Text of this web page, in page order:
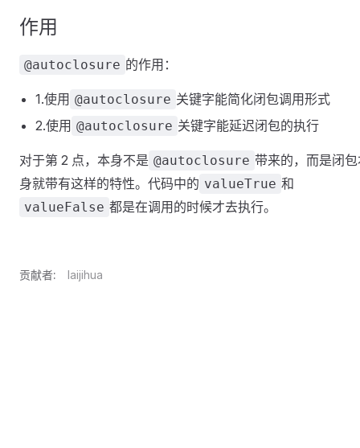
作用
@autoclosure 的作用：
1.使用 @autoclosure 关键字能简化闭包调用形式
2.使用 @autoclosure 关键字能延迟闭包的执行
对于第 2 点，本身不是 @autoclosure 带来的，而是闭
身就带有这样的特性。代码中的 valueTrue 和
valueFalse 都是在调用的时候才去执行。
贡献者: laijihua